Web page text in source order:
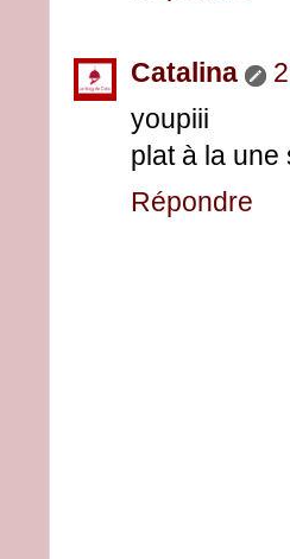
Catalina
youpiii
plat à la une
Répondre